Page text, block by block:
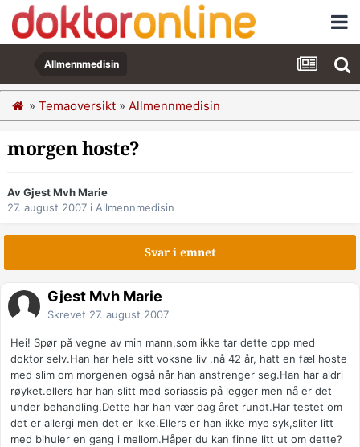
Allmennmedisin
» Temaoversikt » Allmennmedisin
morgen hoste?
Av Gjest Mvh Marie
27. august 2007 i Allmennmedisin
Svar i emnet
Gjest Mvh Marie
Skrevet 27. august 2007
Hei! Spør på vegne av min mann,som ikke tar dette opp med
doktor selv.Han har hele sitt voksne liv ,nå 42 år, hatt en fæl hoste
med slim om morgenen også når han anstrenger seg.Han har aldri
røyket.ellers har han slitt med soriassis på legger men nå er det
under behandling.Dette har han vær dag året rundt.Har testet om
det er allergi men det er ikke.Ellers er han ikke mye syk,sliter litt
med bihuler en gang i mellom.Håper du kan finne litt ut om dette?